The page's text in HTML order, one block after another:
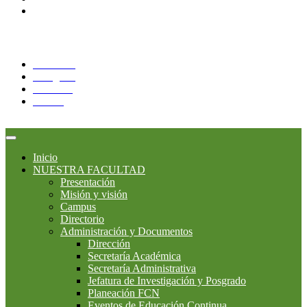
Inicio
NUESTRA FACULTAD
Presentación
Misión y visión
Campus
Directorio
Administración y Documentos
Dirección
Secretaría Académica
Secretaría Administrativa
Jefatura de Investigación y Posgrado
Planeación FCN